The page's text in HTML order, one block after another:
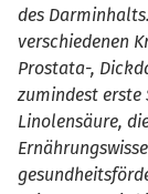
des
verschiedenen
Prostata-,
zumindest erste
Linolensäure,